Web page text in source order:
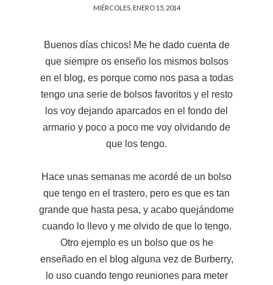
MIÉRCOLES, ENERO 15, 2014
Buenos días chicos! Me he dado cuenta de
que siempre os enseño los mismos bolsos
en el blog, es porque como nos pasa a todas
tengo una serie de bolsos favoritos y el resto
los voy dejando aparcados en el fondo del
armario y poco a poco me voy olvidando de
que los tengo.
Hace unas semanas me acordé de un bolso
que tengo en el trastero, pero es que es tan
grande que hasta pesa, y acabo quejándome
cuando lo llevo y me olvido de que lo tengo.
Otro ejemplo es un bolso que os he
enseñado en el blog alguna vez de Burberry,
lo uso cuando tengo reuniones para meter